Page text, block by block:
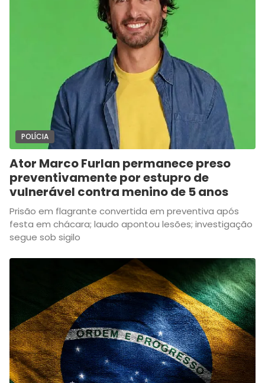
POLÍCIA
Ator Marco Furlan permanece preso
preventivamente por estupro de
vulnerável contra menino de 5 anos
Prisão em flagrante convertida em preventiva após
festa em chácara; laudo apontou lesões; investigação
segue sob sigilo